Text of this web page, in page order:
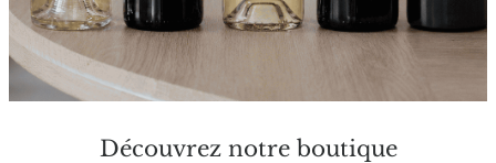
Découvrez notre boutique